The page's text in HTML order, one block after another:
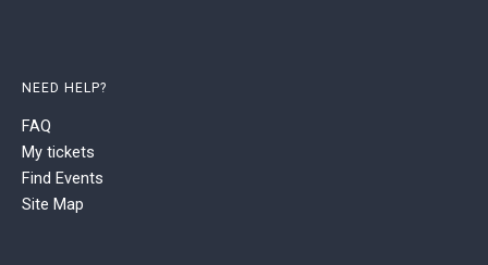
NEED HELP?
FAQ
My tickets
Find Events
Site Map